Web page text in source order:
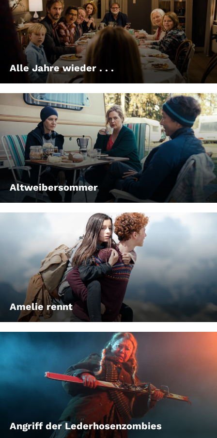
Alle Jahre wieder . . .
Altweibersommer
Amelie rennt
Angriff der Lederhosenzombies